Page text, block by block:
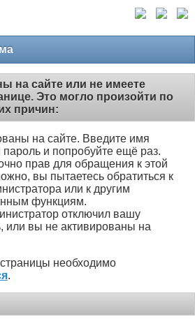
на сайте или не имеете
Это могло произойти по
причин:
на сайте. Введите имя
пароль и попробуйте ещё раз.
прав для обращения к этой
вы пытаетесь обратиться к
или к другим
функциям.
отключил вашу
или вы не активированы на
необходимо
.